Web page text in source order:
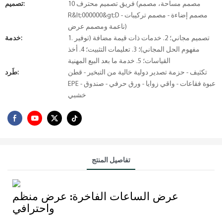
تصميم:
10 فريق تصميم محترف (مصمم مساحة، مصمم
R&lt;000000&gt;D - مصمم إضاءة - مصمم تركيبات
ناعمة ومصمم عرض)
خدمة:
1. تصميم مجاني؛ 2. خدمات ذات قيمة مضافة (توفير
مفهوم الحل المجاني)؛ 3. تعليمات التثبيت؛ 4. أخذ
القياسات؛ 5. خدمة ما بعد البيع المهنية
طَرد:
تكثيف - حزمة تصدير دولية خالية من التبخير - قطن
EPE - عبوة فقاعات - واقي زوايا - ورق حرفي - صندوق
خشبي
تفاصيل المنتج
عرض الساعات الفاخرة: عرض منظم
واحترافي